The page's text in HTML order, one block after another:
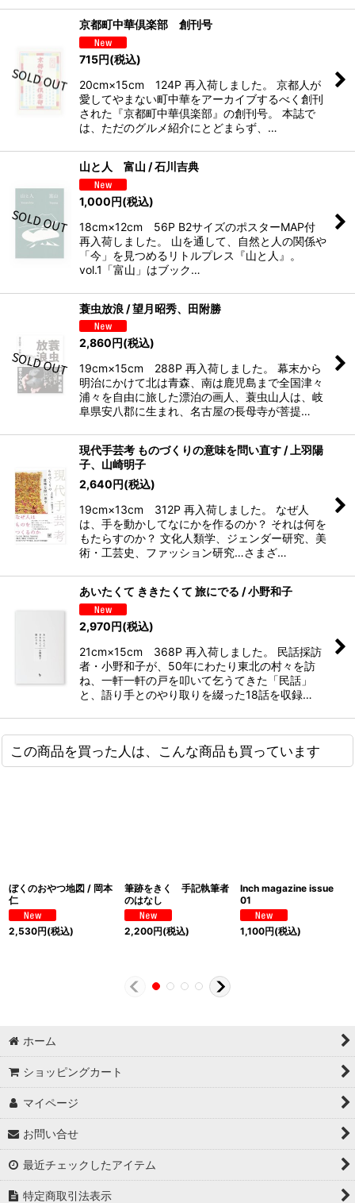
京都町中華倶楽部 創刊号
715円(税込)
20cm×15cm 124P 再入荷しました。 京都人が
愛してやまない町中華をアーカイブするべく創刊
された『京都町中華倶楽部』の創刊号。 本誌で
は、ただのグルメ紹介にとどまらず、…
山と人 富山 / 石川吉典
1,000円(税込)
18cm×12cm 56P B2サイズのポスターMAP付
再入荷しました。 山を通して、自然と人の関係や
「今」を見つめるリトルプレス『山と人』。
vol.1「富山」はブック…
蓑虫放浪 / 望月昭秀、田附勝
2,860円(税込)
19cm×15cm 288P 再入荷しました。 幕末から
明治にかけて北は青森、南は鹿児島まで全国津々
浦々を自由に旅した漂泊の画人、蓑虫山人は、岐
阜県安八郡に生まれ、名古屋の長母寺が菩提…
現代手芸考 ものづくりの意味を問い直す / 上羽陽
子、山崎明子
2,640円(税込)
19cm×13cm 312P 再入荷しました。 なぜ人
は、手を動かしてなにかを作るのか？ それは何を
もたらすのか？ 文化人類学、ジェンダー研究、美
術・工芸史、ファッション研究…さまざ…
あいたくて ききたくて 旅にでる / 小野和子
2,970円(税込)
21cm×15cm 368P 再入荷しました。 民話採訪
者・小野和子が、50年にわたり東北の村々を訪
ね、一軒一軒の戸を叩いて乞うてきた「民話」
と、語り手とのやり取りを綴った18話を収録…
この商品を買った人は、こんな商品も買っています
ぼくのおやつ地図 / 岡本
仁
2,530円(税込)
筆跡をきく 手記執筆者
のはなし
2,200円(税込)
Inch magazine issue
01
1,100円(税込)
ホーム
ショッピングカート
マイページ
お問い合せ
最近チェックしたアイテム
特定商取引法表示